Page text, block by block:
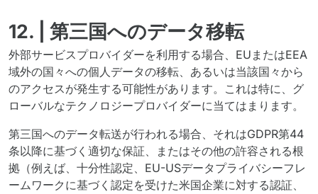
12. | 第三国へのデータ移転
外部サービスプロバイダーを利用する場合、EUまたはEEA
域外の国々への個人データの移転、あるいは当該国々から
のアクセスが発生する可能性があります。これは特に、グ
ローバルなテクノロジープロバイダーに当てはまります。
第三国へのデータ転送が行われる場合、それはGDPR第44
条以降に基づく適切な保証、またはその他の許容される根
拠（例えば、十分性認定、EU-USデータプライバシーフレ
ームワークに基づく認定を受けた米国企業に対する認証、